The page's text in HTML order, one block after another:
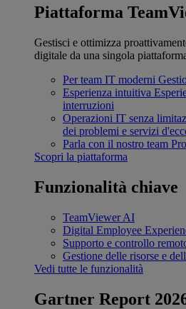
Piattaforma
Gestisci e ottimizza
digitale da una singola
Per team IT moderni
Esperienza intuitiva
interruzioni
Operazioni IT senza
dei problemi e servizi
Parla con il nostro team
Scopri la piattaforma
Funzionalità chiave
TeamViewer AI
Digital Employee
Supporto e controllo
Gestione delle risorse e
Vedi tutte le funzionalità
Gartner Report